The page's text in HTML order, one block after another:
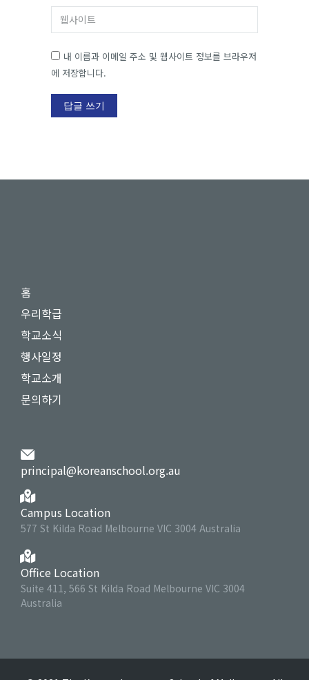
웹사이트
내 이름과 이메일 주소 및 웹사이트 정보를 브라우저
에 저장합니다.
답글 쓰기
홈
우리학급
학교소식
행사일정
학교소개
문의하기
principal@koreanschool.org.au
Campus Location
577 St Kilda Road Melbourne VIC 3004 Australia
Office Location
Suite 411, 566 St Kilda Road Melbourne VIC 3004
Australia